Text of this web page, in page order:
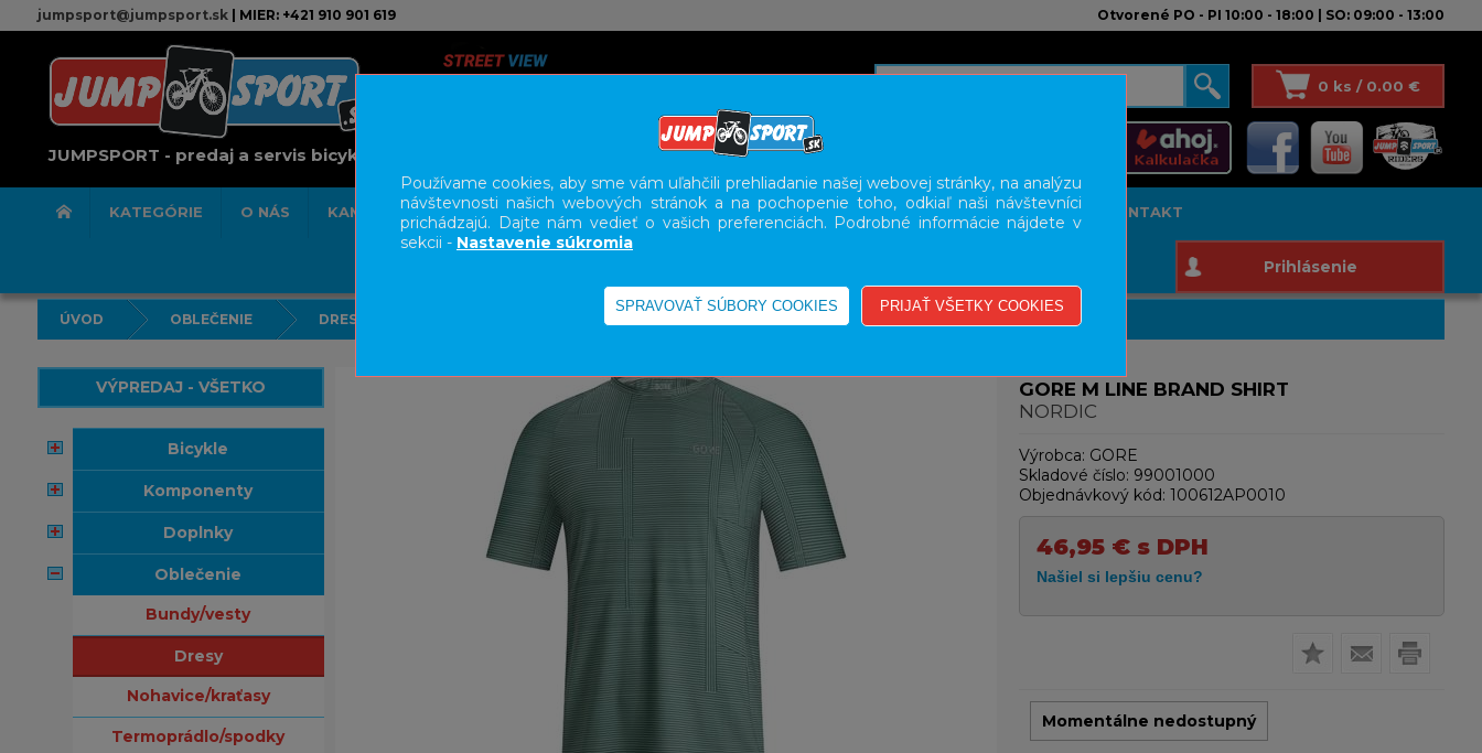
jumpsport@jumpsport.sk| MIER: +421 910 901 619 Otvorené PO - PI 10:00 - 18:00 | SO: 09:00 - 13:00
JUMPSPORT - predaj a servis bicyklov
0 ks / 0.00 €
KATEGÓRIE O NÁS KAMENNÁ PREDAJNA SERVIS SLUŽBY KARIÉRA BODY GEOMETRY FIT STUDIO KONTAKT
Prihlásenie
ÚVOD OBLEČENIE DRESY
VÝPREDAJ - VŠETKO
bicykle
komponenty
doplnky
oblečenie
bundy/vesty
dresy
nohavice/kraťasy
termoprádlo/spodky
GORE M LINE BRAND SHIRT
NORDIC
Výrobca: GORE
Skladové číslo: 99001000
Objednávkový kód: 100612AP0010
46,95 €s DPH
Momentálne nedostupný
Používame cookies, aby sme vám uľahčili prehliadanie našej webovej stránky, na analýzu
návštevnosti našich webových stránok a na pochopenie toho, odkiaľ naši návštevníci
prichádzajú. Dajte nám vedieť o vašich preferenciách. Podrobné informácie nájdete v
sekcii - Nastavenie súkromia